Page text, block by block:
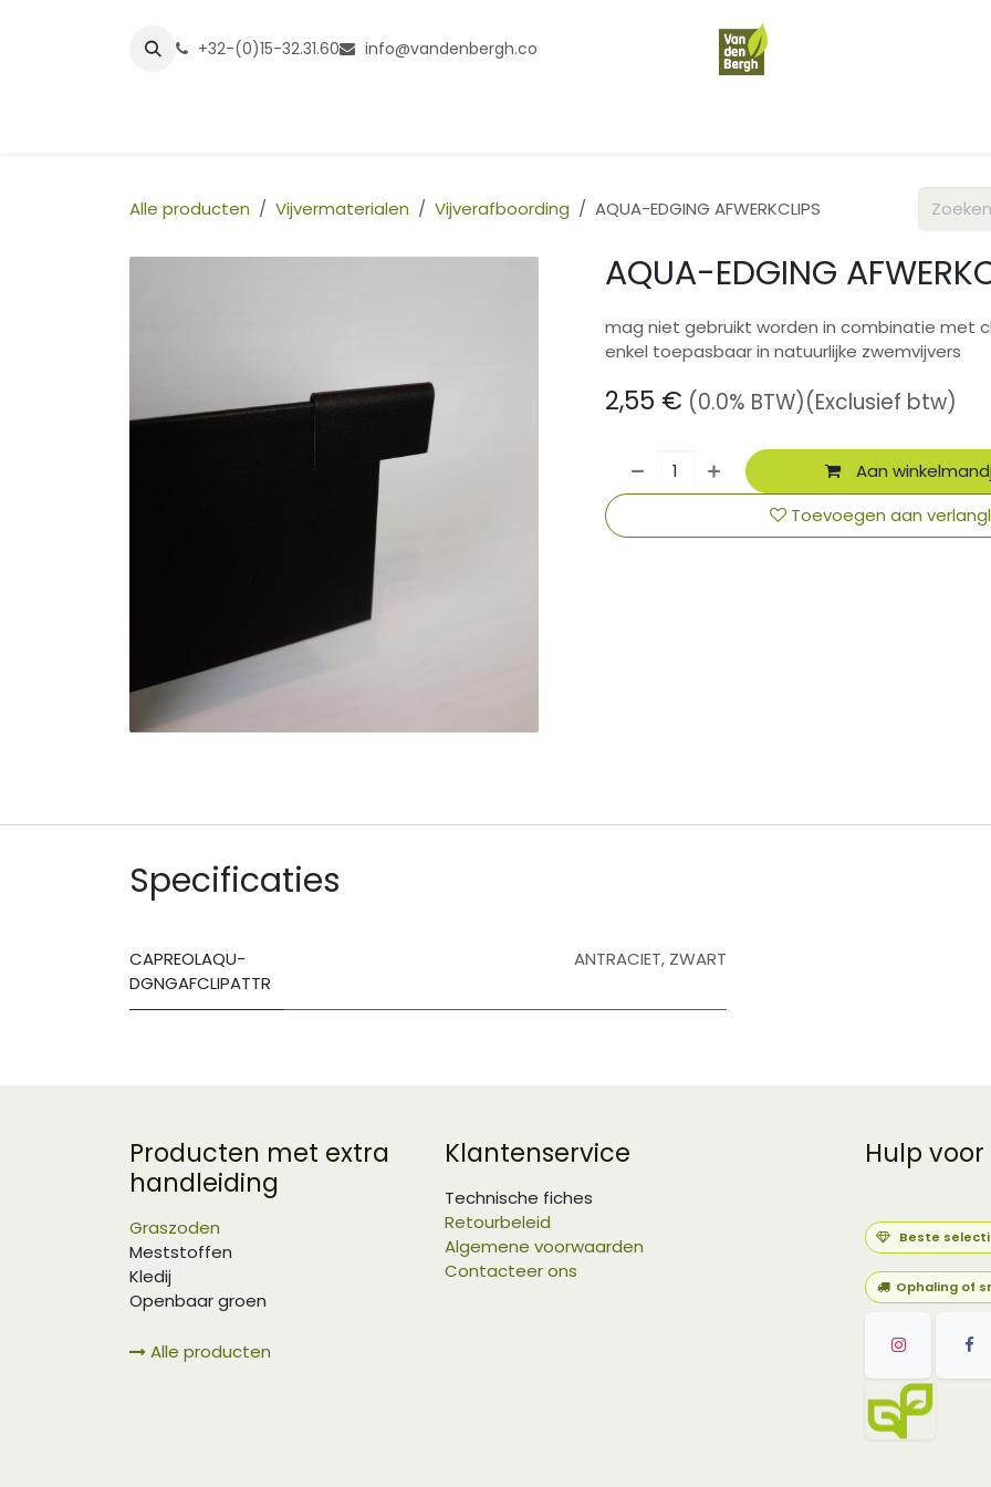
+32-(0)15-32.31.60 info@vandenbergh.co
Alle producten Vijvermaterialen Vijverafboording AQUA-EDGING AFWERKCLIPS
AQUA-EDGING
mag niet gebruikt worden in combinatie met
enkel toepasbaar in natuurlijke zwemvijvers
2,55 € (0.0% BTW)(Exclusief btw)
Aan
Toevoegen aan
Specificaties
CAPREOLAQU-
DGNGAFCLIPATTR
ANTRACIET, ZWART
Producten met extra
handleiding
Graszoden
Meststoffen
Kledij
Openbaar groen
Alle producten
Klantenservice
Technische fiches
Retourbeleid
Algemene voorwaarden
Contacteer ons
Hulp
Beste
Ophaling of